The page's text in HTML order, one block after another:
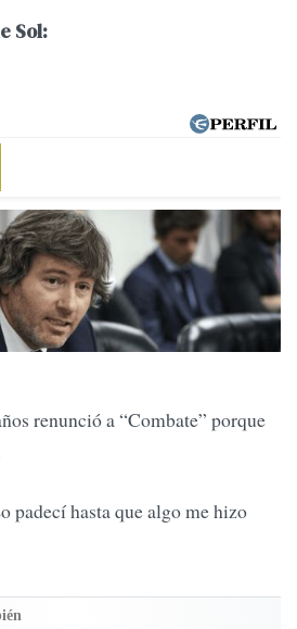
Sol:
renunció a “Combate” porque
padecí hasta que algo me hizo